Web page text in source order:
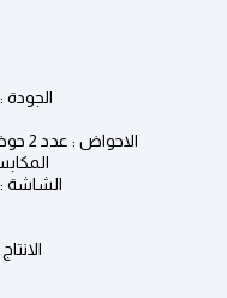
•
• الاحواض : عدد 2 حوض من الاستيل , سعة الحوض الواحد 7.2 لتر
• المكابس : عدد 3
• الشاشة
• الانتاج : 20-25 لتر في الساعة - 200